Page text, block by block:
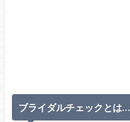
ブライダルチェックとは…